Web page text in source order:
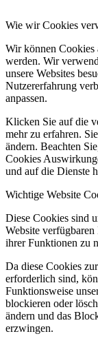
Wie wir Cookies
Wir können Cookies
werden. Wir
unsere Websites
Nutzererfahrung
anpassen.
Klicken Sie auf die
mehr zu erfahren.
ändern. Beachten
Cookies
und auf die Dienste
Wichtige Website
Diese Cookies sind
Website
ihrer Funktionen zu
Da diese Cookies
erforderlich sind,
Funktionsweise
blockieren oder
ändern und das
erzwingen.